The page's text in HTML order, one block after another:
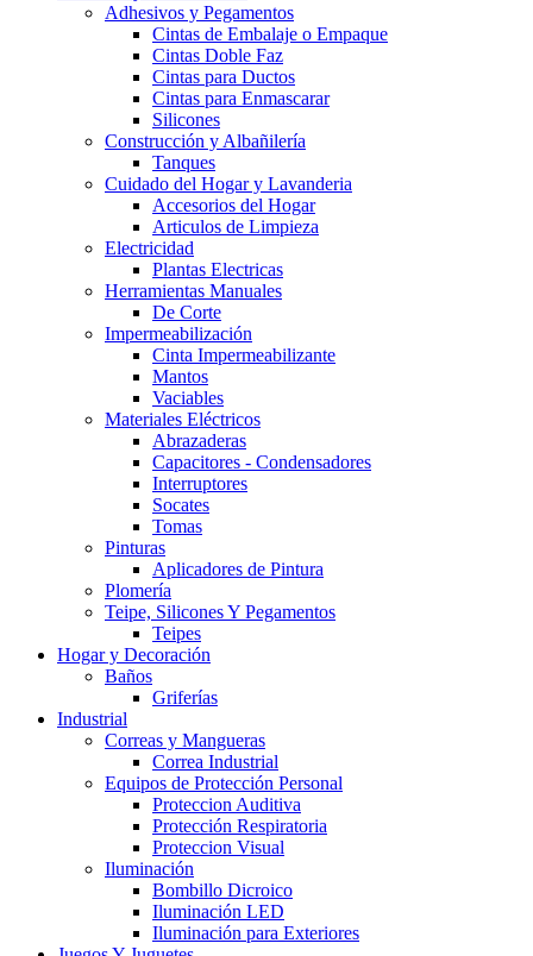
Adhesivos y Pegamentos
Cintas de Embalaje o Empaque
Cintas Doble Faz
Cintas para Ductos
Cintas para Enmascarar
Silicones
Construcción y Albañilería
Tanques
Cuidado del Hogar y Lavanderia
Accesorios del Hogar
Articulos de Limpieza
Electricidad
Plantas Electricas
Herramientas Manuales
De Corte
Impermeabilización
Cinta Impermeabilizante
Mantos
Vaciables
Materiales Eléctricos
Abrazaderas
Capacitores - Condensadores
Interruptores
Socates
Tomas
Pinturas
Aplicadores de Pintura
Plomería
Teipe, Silicones Y Pegamentos
Teipes
Hogar y Decoración
Baños
Griferías
Industrial
Correas y Mangueras
Correa Industrial
Equipos de Protección Personal
Proteccion Auditiva
Protección Respiratoria
Proteccion Visual
Iluminación
Bombillo Dicroico
Iluminación LED
Iluminación para Exteriores